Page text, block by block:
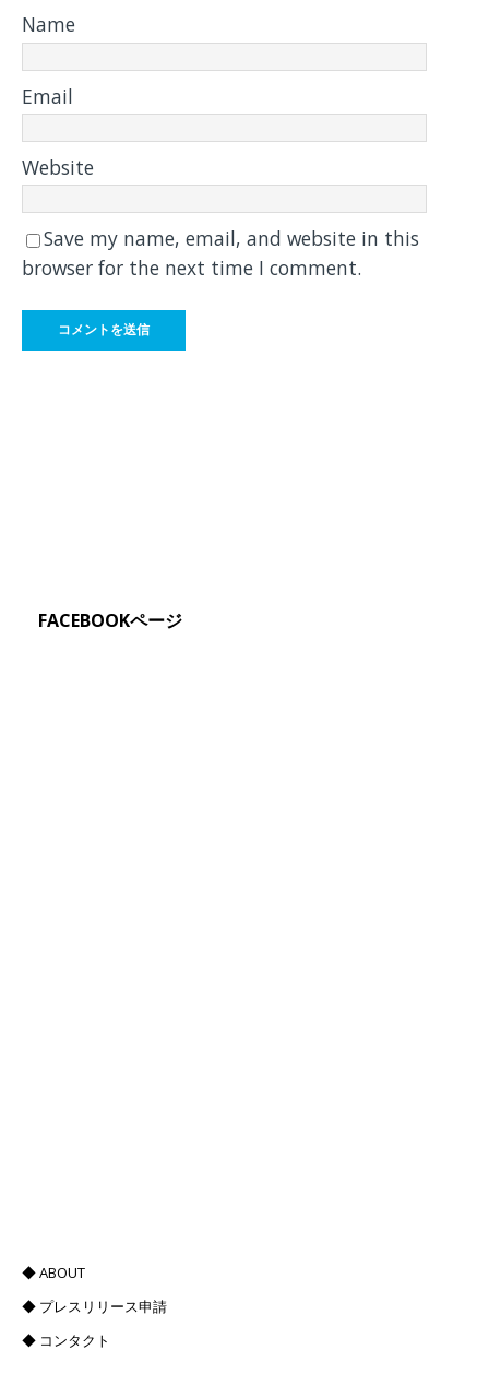
Name
Email
Website
Save my name, email, and website in this
browser for the next time I comment.
FACEBOOKページ
◆ ABOUT
◆ プレスリリース申請
◆ コンタクト